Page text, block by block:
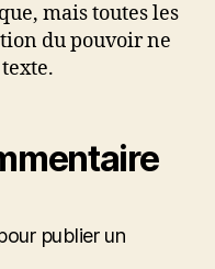
mais toutes les
du pouvoir ne
publier un